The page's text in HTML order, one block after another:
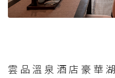
雲品溫泉酒店豪華